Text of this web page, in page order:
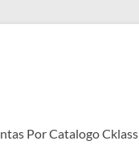
Por Catalogo Cklass